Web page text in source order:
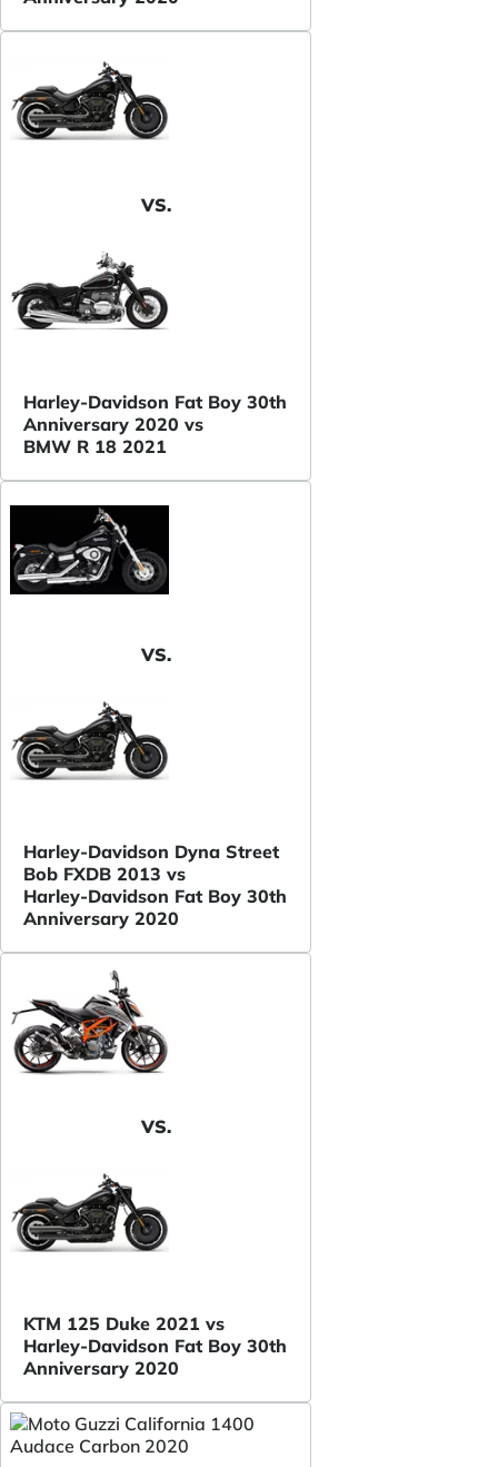
VS.
Harley-Davidson Fat Boy 30th
Anniversary 2020 vs
BMW R 18 2021
VS.
Harley-Davidson Dyna Street
Bob FXDB 2013 vs
Harley-Davidson Fat Boy 30th
Anniversary 2020
VS.
KTM 125 Duke 2021 vs
Harley-Davidson Fat Boy 30th
Anniversary 2020